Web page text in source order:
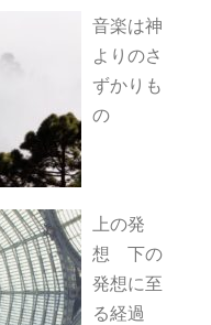
音楽は神
よりのさ
ずかりも
の
上の発
想 下の
発想に至
る経過